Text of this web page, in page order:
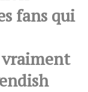
fans qui
vraiment